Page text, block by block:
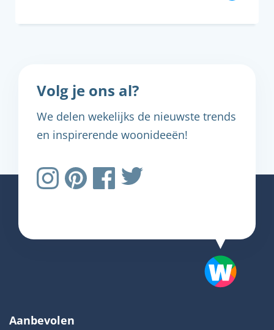
Volg je ons al?
We delen wekelijks de nieuwste trends
en inspirerende woonideeën!
Aanbevolen